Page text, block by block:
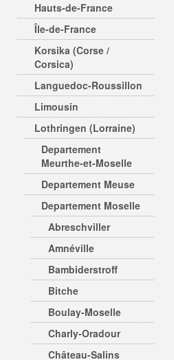
Hauts-de-France
Île-de-France
Korsika (Corse /
Corsica)
Languedoc-Roussillon
Limousin
Lothringen (Lorraine)
Departement
Meurthe-et-Moselle
Departement Meuse
Departement Moselle
Abreschviller
Amnéville
Bambiderstroff
Bitche
Boulay-Moselle
Charly-Oradour
Château-Salins